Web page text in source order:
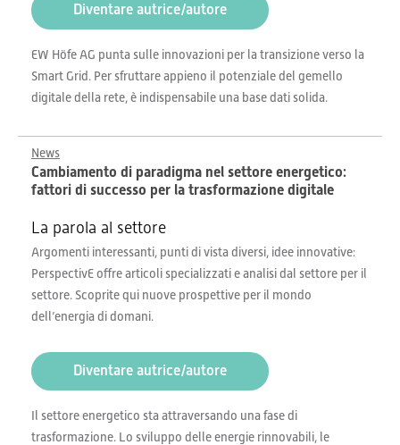
Diventare autrice/autore
EW Höfe AG punta sulle innovazioni per la transizione verso la
Smart Grid. Per sfruttare appieno il potenziale del gemello
digitale della rete, è indispensabile una base dati solida.
News
Cambiamento di paradigma nel settore energetico:
fattori di successo per la trasformazione digitale
La parola al settore
Argomenti interessanti, punti di vista diversi, idee innovative:
PerspectivE offre articoli specializzati e analisi dal settore per il
settore. Scoprite qui nuove prospettive per il mondo
dell’energia di domani.
Diventare autrice/autore
Il settore energetico sta attraversando una fase di
trasformazione. Lo sviluppo delle energie rinnovabili, le